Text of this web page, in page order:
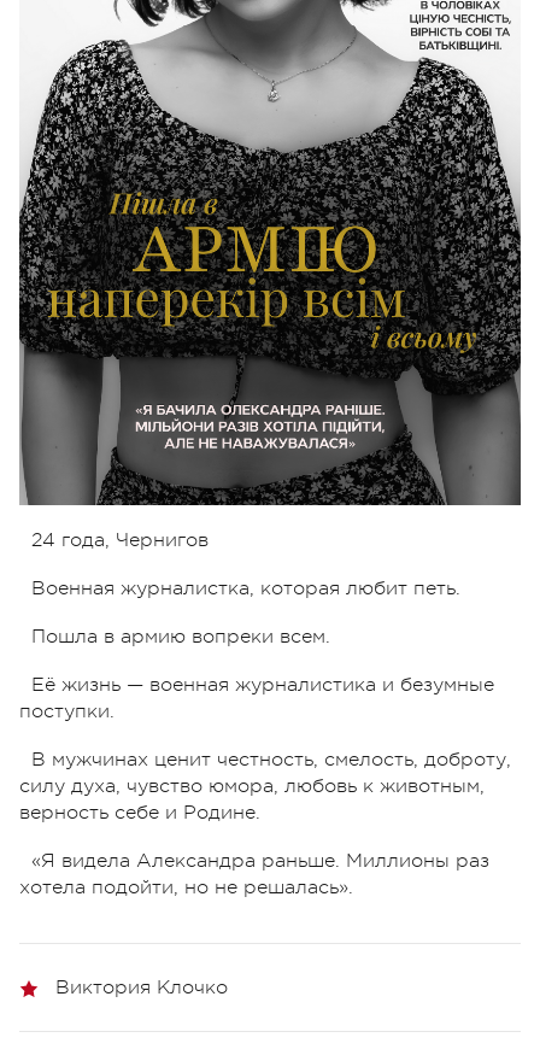
24 года, Чернигов
Военная журналистка, которая любит петь.
Пошла в армию вопреки всем.
Её жизнь — военная журналистика и безумные
поступки.
В мужчинах ценит честность, смелость, доброту,
силу духа, чувство юмора, любовь к животным,
верность себе и Родине.
«Я видела Александра раньше. Миллионы раз
хотела подойти, но не решалась».
Виктория Клочко